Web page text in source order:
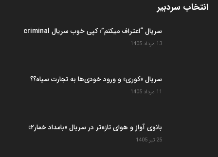
انتخاب سردبیر
سریال “اعتراف میکنم”؛ کپی خوب سریال criminal
13 مرداد 1405
سریال «کوری» و ورود خودی‌ها به تجارت سیاه؟؟
11 مرداد 1405
بانوی آواز و هوای تازه‌تر در سریال «بامداد خمار۲»
25 تیر 1405